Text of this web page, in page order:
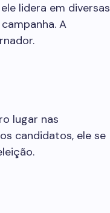
lidera em diversas
A
lugar nas
candidatos, ele se